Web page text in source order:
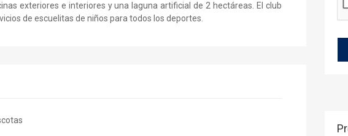
exteriores e interiores y una laguna artificial de 2 hectáreas. El club
de escuelitas de niños para todos los deportes.